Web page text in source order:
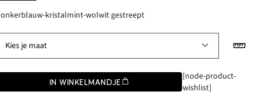
kristalmint-wolwit gestreept
Kies je maat
IN WINKELMANDJE
[node-product-
wishlist]